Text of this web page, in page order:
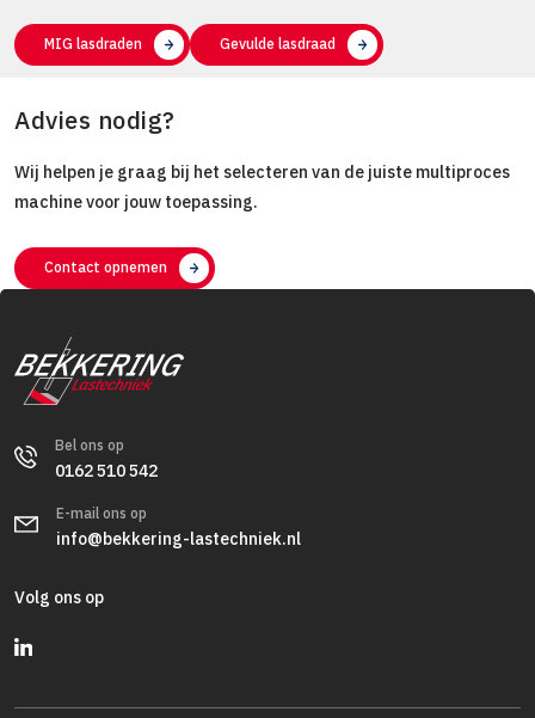
MIG lasdraden Gevulde lasdraad
Advies nodig?
Wij helpen je graag bij het selecteren van de juiste multiproces
machine voor jouw toepassing.
Contact opnemen
Bel ons op
0162 510 542
E-mail ons op
info@bekkering-lastechniek.nl
Volg ons op